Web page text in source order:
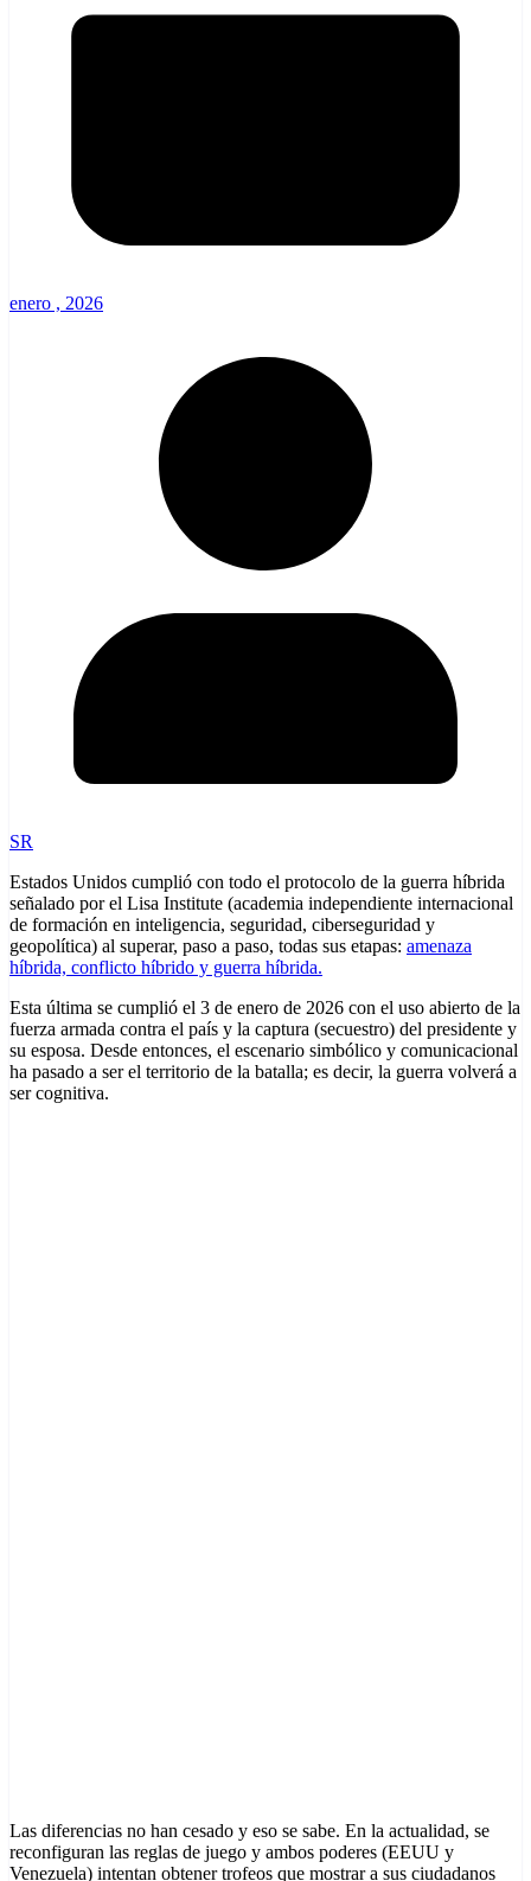
enero , 2026
SR
Estados Unidos cumplió con todo el protocolo de la guerra híbrida
señalado por el Lisa Institute (academia independiente internacional
de formación en inteligencia, seguridad, ciberseguridad y
geopolítica) al superar, paso a paso, todas sus etapas: amenaza
híbrida, conflicto híbrido y guerra híbrida.
Esta última se cumplió el 3 de enero de 2026 con el uso abierto de la
fuerza armada contra el país y la captura (secuestro) del presidente y
su esposa. Desde entonces, el escenario simbólico y comunicacional
ha pasado a ser el territorio de la batalla; es decir, la guerra volverá a
ser cognitiva.
Las diferencias no han cesado y eso se sabe. En la actualidad, se
reconfiguran las reglas de juego y ambos poderes (EEUU y
Venezuela) intentan obtener trofeos que mostrar a sus ciudadanos